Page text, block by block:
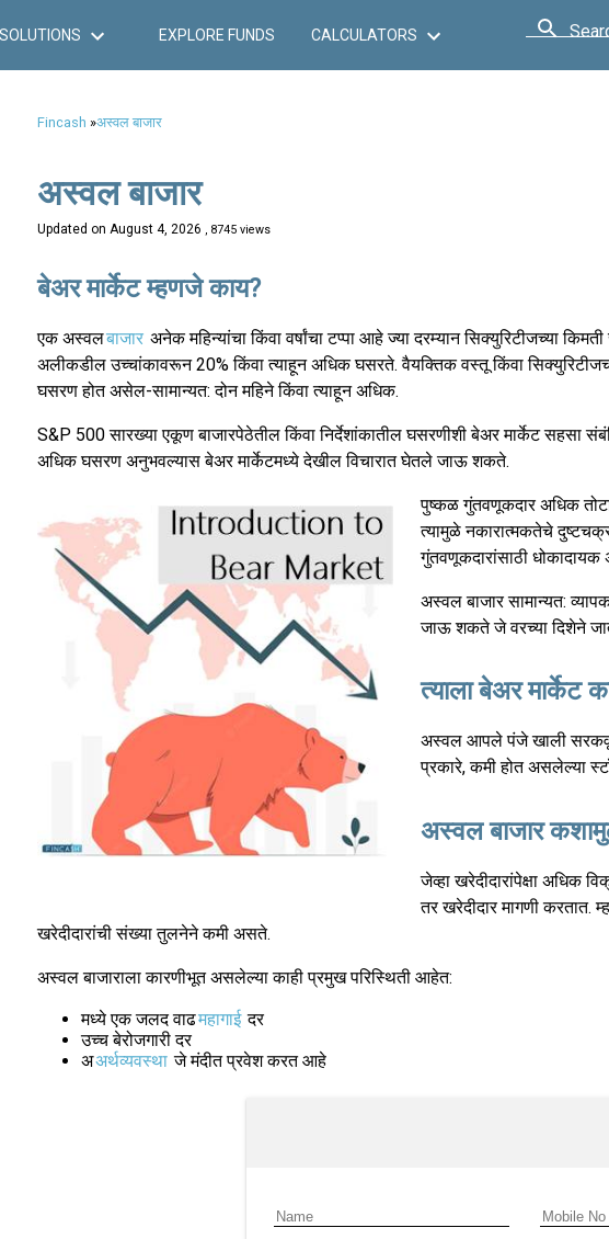
SOLUTIONS EXPLORE FUNDS CALCULATORS
Fincash »अस्वल बाजार
अस्वल बाजार
Updated on August 4, 2026 , 8745 views
बेअर मार्केट म्हणजे काय?
एक अस्वलबाजार अनेक महिन्यांचा किंवा वर्षांचा टप्पा आहे ज्या दरम्यान सिक्युरिटीजच्या
अलीकडील उच्चांकावरून 20% किंवा त्याहून अधिक घसरते. वैयक्तिक वस्तू किंवा
घसरण होत असेल-सामान्यत: दोन महिने किंवा त्याहून अधिक.
S&P 500 सारख्या एकूण बाजारपेठेतील किंवा निर्देशांकातील घसरणीशी बेअर मार्केट सहसा
अधिक घसरण अनुभवल्यास बेअर मार्केटमध्ये देखील विचारात घेतले जाऊ शकते.
पुष्कळ गुंतवणूकदार अधिक तोटा
त्यामुळे नकारात्मकतेचे
गुंतवणूकदारांसाठी
अस्वल बाजार सामान्यत:
जाऊ शकते जे वरच्या दिशेने
त्याला बेअर मार्केट
अस्वल आपले पंजे खाली
प्रकारे, कमी होत असलेल्या
अस्वल बाजार
जेव्हा खरेदीदारांपेक्षा अधिक
तर खरेदीदार मागणी करतात.
खरेदीदारांची संख्या तुलनेने कमी असते.
अस्वल बाजाराला कारणीभूत असलेल्या काही प्रमुख परिस्थिती आहेत:
मध्ये एक जलद वाढमहागाई दर
उच्च बेरोजगारी दर
अअर्थव्यवस्था जे मंदीत प्रवेश करत आहे